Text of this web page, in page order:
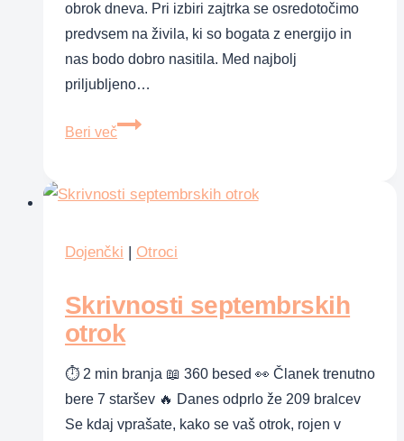
obrok dneva. Pri izbiri zajtrka se osredotočimo
predvsem na živila, ki so bogata z energijo in
nas bodo dobro nasitila. Med najbolj
priljubljeno…
Beri več
Dva
zajtrka
domače
Dojenčki Otroci
Skrivnosti septembrskih
otrok
⏱ 2 min branja 📖 360 besed 👀 Članek trenutno
bere 7 staršev 🔥 Danes odprlo že 209 bralcev
Se kdaj vprašate, kako se vaš otrok, rojen v